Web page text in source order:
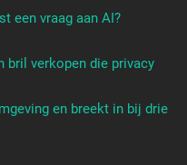
een vraag aan AI?
bril verkopen die privacy
en breekt in bij drie